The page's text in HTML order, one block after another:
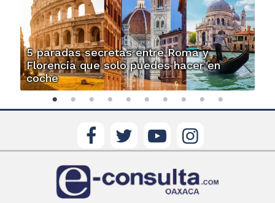
5 paradas secretas entre Roma y
Florencia que solo puedes hacer en
coche